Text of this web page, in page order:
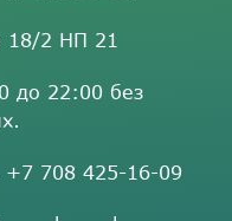
18/2 НП 21
до 22:00 без
+7 708 425-16-09